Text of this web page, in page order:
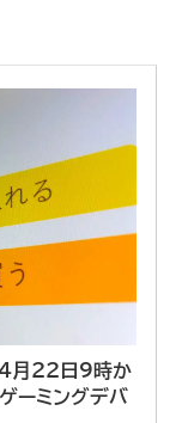
4月22日9時か
ーミングデバ